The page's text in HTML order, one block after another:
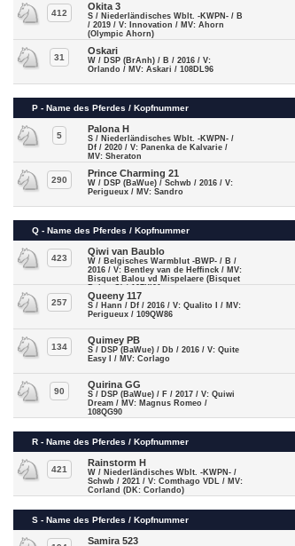
412
Okita 3
S / Niederländisches Wblt. -KWPN- / B
/ 2019 / V: Innovation / MV: Ahorn
(Olympic Ahorn)
31
Oskari
W / DSP (BrAnh) / B / 2016 / V:
Orlando / MV: Askari / 108DL96
P - Name des Pferdes / Kopfnummer
5
Palona H
S / Niederländisches Wblt. -KWPN- /
Df / 2020 / V: Panenka de Kalvarie /
MV: Sheraton
290
Prince Charming 21
W / DSP (BaWue) / Schwb / 2016 / V:
Perigueux / MV: Sandro
Q - Name des Pferdes / Kopfnummer
423
Qiwi van Baublo
W / Belgisches Warmblut -BWP- / B /
2016 / V: Bentley van de Heffinck / MV:
Bisquet Balou vd Mispelaere (Bisquet
Balou C) / 107XI01
257
Queeny 117
S / Hann / Df / 2016 / V: Qualito I / MV:
Perigueux / 109QW86
134
Quimey PB
S / DSP (BaWue) / Db / 2016 / V: Quite
Easy I / MV: Corlago
90
Quirina GG
S / DSP (BaWue) / F / 2017 / V: Quiwi
Dream / MV: Magnus Romeo /
108QG90
R - Name des Pferdes / Kopfnummer
421
Rainstorm H
W / Niederländisches Wblt. -KWPN- /
Schwb / 2021 / V: Comthago VDL / MV:
Corland (DK: Corlando)
S - Name des Pferdes / Kopfnummer
Samira 523